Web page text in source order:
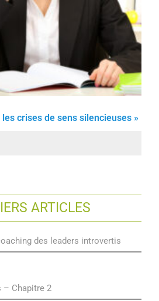
crises de sens silencieuses »
ARTICLES
des leaders introvertis
– Chapitre 2